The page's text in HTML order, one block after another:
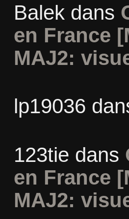
Balekdans
en France
MAJ2:
lp19036
123tie dans
en France
MAJ2: